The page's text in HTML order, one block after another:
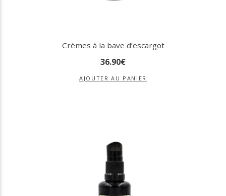
Crèmes à la bave d’escargot
36.90€
AJOUTER AU PANIER